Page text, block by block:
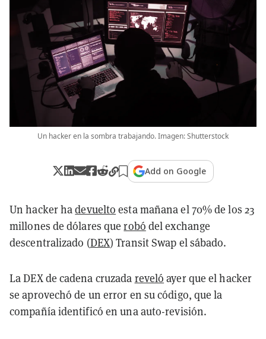
Un hacker en la sombra trabajando. Imagen: Shutterstock
Add on Google
Un hacker hadevuelto esta mañana el 70% de los 23
millones de dólares querobó del exchange
descentralizado (DEX) Transit Swap el sábado.
La DEX de cadena cruzada reveló ayer que el hacker
se aprovechó de un error en su código, que la
compañía identificó en una auto-revisión.